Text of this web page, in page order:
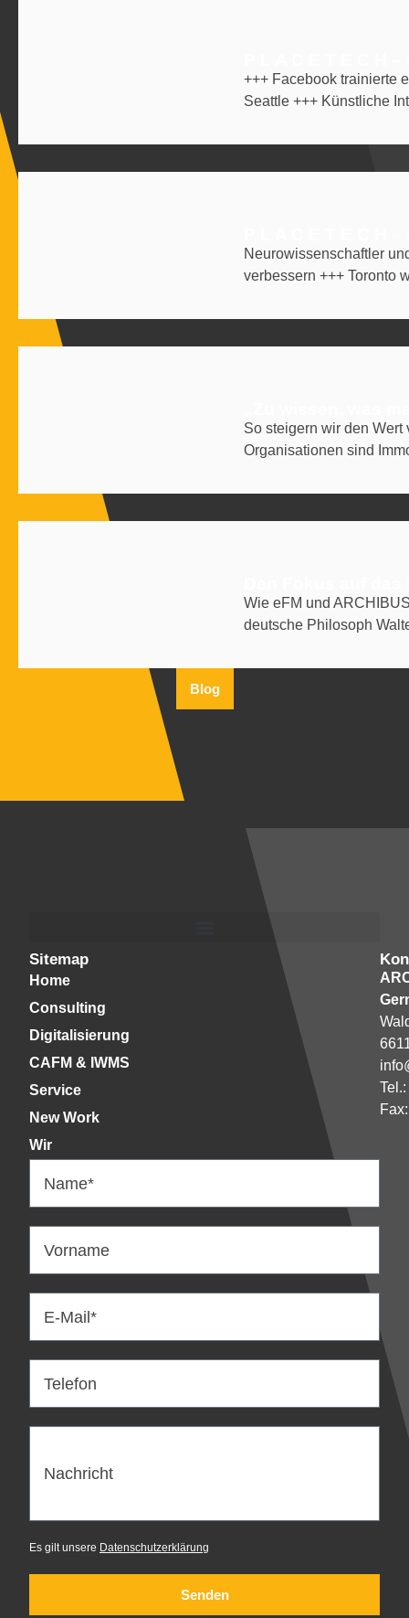
+++ Facebook trainierte
Seattle +++ Künstliche
Neurowissenschaftler
verbessern +++ Toronto
So steigern wir den
Organisationen sind
Wie eFM und
deutsche Philosoph
Blog
Sitemap
Home
Consulting
Digitalisierung
CAFM & IWMS
Service
New Work
Wir
Name*
Vorname
E-Mail*
Telefon
Nachricht
Es gilt unsere Datenschutzerklärung
Senden